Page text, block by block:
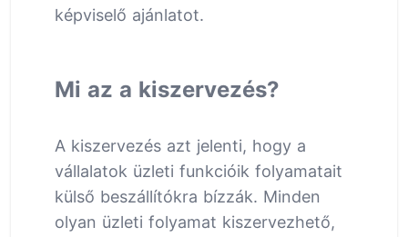
képviselő ajánlatot.
Mi az a kiszervezés?
A kiszervezés azt jelenti, hogy a
vállalatok üzleti funkcióik folyamatait
külső beszállítókra bízzák. Minden
olyan üzleti folyamat kiszervezhető,